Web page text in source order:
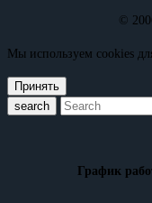
©
Мы используем cookies
Принять
search
График